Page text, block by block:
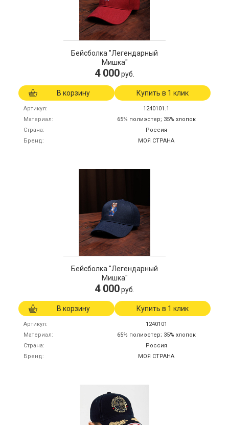
Бейсболка "Легендарный
Мишка"
4 000руб.
В корзину Купить в 1 клик
Артикул
1240101.1
Материал
65% полиэстер; 35% хлопок
Страна
Россия
Бренд
МОЯ СТРАНА
Бейсболка "Легендарный
Мишка"
4 000руб.
В корзину Купить в 1 клик
Артикул
1240101
Материал
65% полиэстер; 35% хлопок
Страна
Россия
Бренд
МОЯ СТРАНА